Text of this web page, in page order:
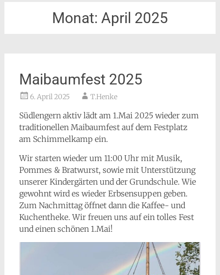
Monat: April 2025
Maibaumfest 2025
6. April 2025 T.Henke
Südlengern aktiv lädt am 1.Mai 2025 wieder zum
traditionellen Maibaumfest auf dem Festplatz
am Schimmelkamp ein.
Wir starten wieder um 11:00 Uhr mit Musik,
Pommes & Bratwurst, sowie mit Unterstützung
unserer Kindergärten und der Grundschule. Wie
gewohnt wird es wieder Erbsensuppen geben.
Zum Nachmittag öffnet dann die Kaffee- und
Kuchentheke. Wir freuen uns auf ein tolles Fest
und einen schönen 1.Mai!